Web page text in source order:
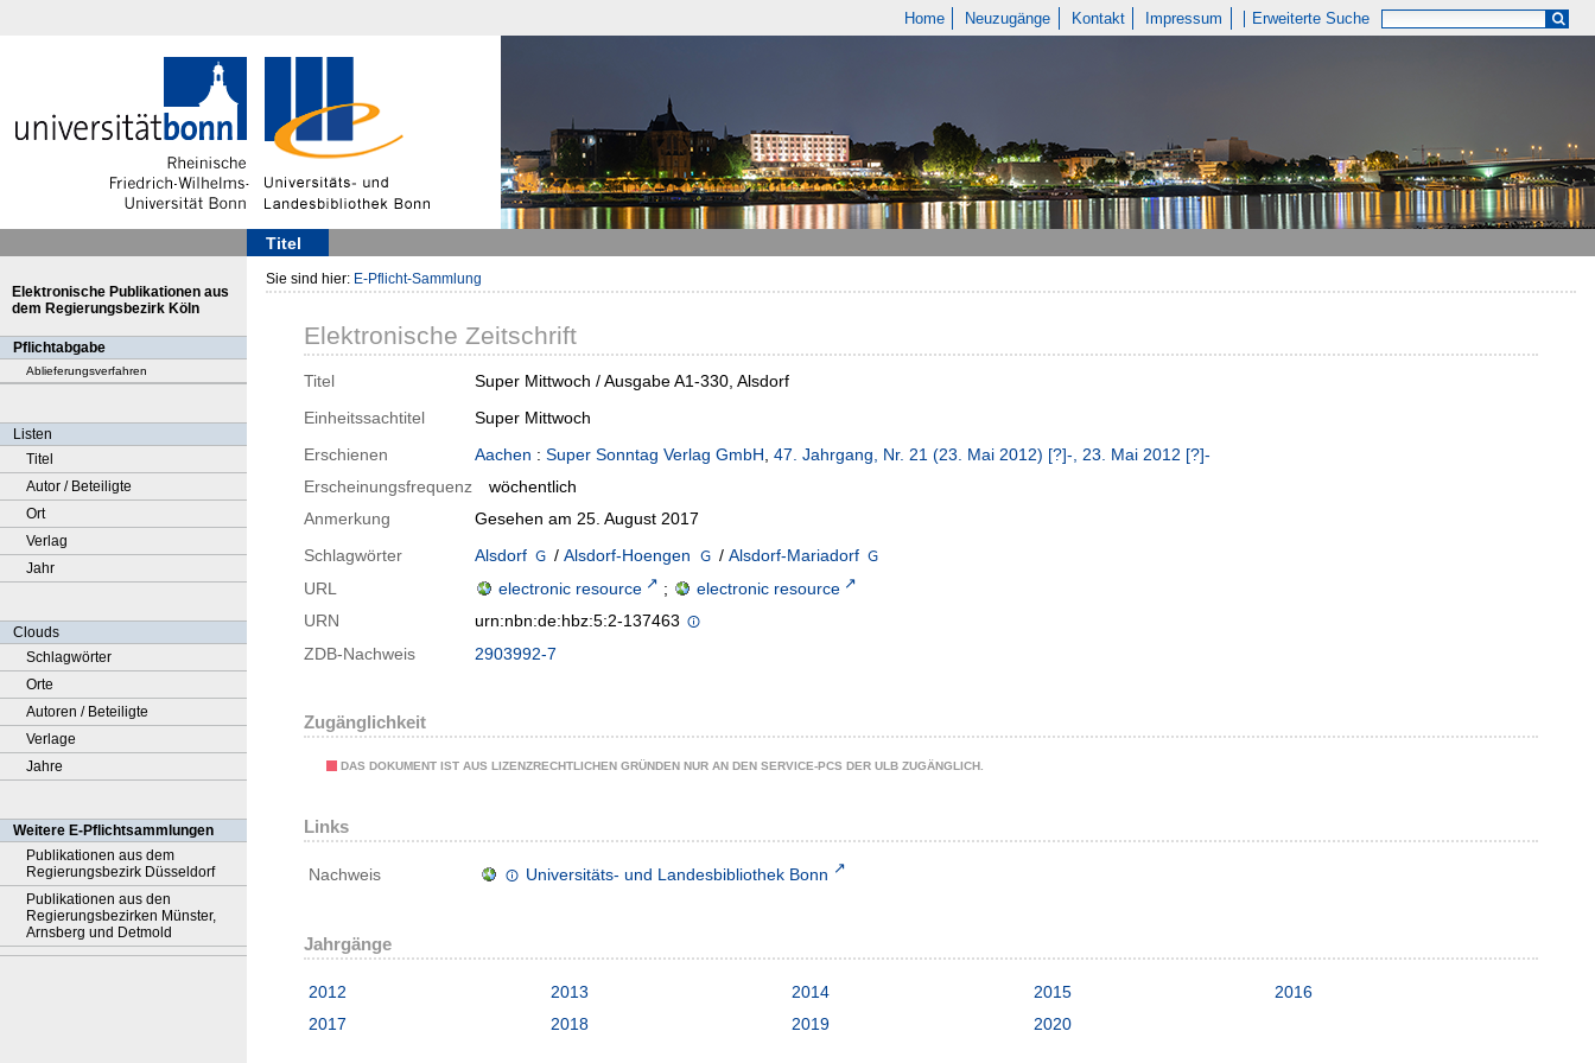
Home Neuzugänge Kontakt Impressum Erweiterte Suche
Titel
Elektronische Publikationen aus
dem Regierungsbezirk Köln
Pflichtabgabe
Ablieferungsverfahren
Listen
Titel
Autor / Beteiligte
Ort
Verlag
Jahr
Clouds
Schlagwörter
Orte
Autoren / Beteiligte
Verlage
Jahre
Weitere E-Pflichtsammlungen
Publikationen aus dem
Regierungsbezirk Düsseldorf
Publikationen aus den
Regierungsbezirken Münster,
Arnsberg und Detmold
Sie sind hier: E-Pflicht-Sammlung
Elektronische Zeitschrift
Titel
Super Mittwoch / Ausgabe A1-330, Alsdorf
Einheitssachtitel
Super Mittwoch
Erschienen
Aachen : Super Sonntag Verlag GmbH, 47. Jahrgang, Nr. 21 (23. Mai 2012) [?]-, 23. Mai 2012 [?]-
Erscheinungsfrequenz
wöchentlich
Anmerkung
Gesehen am 25. August 2017
Schlagwörter
Alsdorf / Alsdorf-Hoengen / Alsdorf-Mariadorf
URL
electronic resource ;
electronic resource
URN
urn:nbn:de:hbz:5:2-137463
ZDB-Nachweis
2903992-7
Zugänglichkeit
DAS DOKUMENT IST AUS LIZENZRECHTLICHEN GRÜNDEN NUR AN DEN SERVICE-PCS DER ULB ZUGÄNGLICH.
Links
Nachweis Universitäts- und Landesbibliothek Bonn
Jahrgänge
2012 2013 2014 2015
2016
2017
2018 2019 2020